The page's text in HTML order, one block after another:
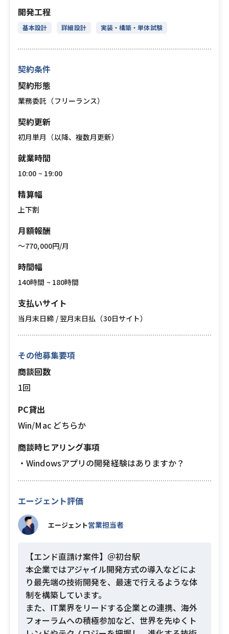
開発工程
基本設計 詳細設計 実装・構築・単体試験
契約条件
契約形態
業務委託（フリーランス）
契約更新
初月単月（以降、複数月更新）
就業時間
10:00 ~ 19:00
精算幅
上下割
月額報酬
〜770,000円/月
時間幅
140時間 ~ 180時間
支払いサイト
当月末日締 / 翌月末日払（30日サイト）
その他募集要項
商談回数
1回
PC貸出
Win/Mac どちらか
商談時ヒアリング事項
・Windowsアプリの開発経験はありますか？
エージェント評価
エージェント営業担当者
【エンド直請け案件】＠初台駅
本企業ではアジャイル開発方式の導入などによ
り最先端の技術開発を、最速で行えるような体
制を構築しています。
また、IT業界をリードする企業との連携、海外
フォーラムへの積極参加など、世界を先ゆくト